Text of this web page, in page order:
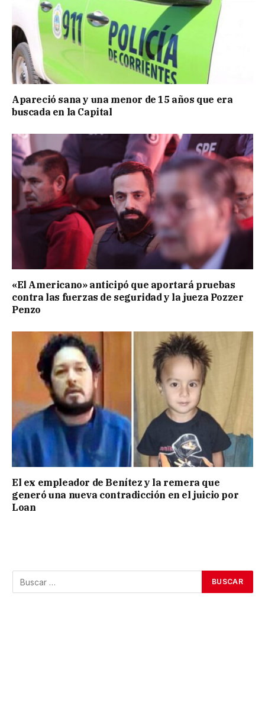
Apareció sana y una menor de 15 años que era
buscada en la Capital
«El Americano» anticipó que aportará pruebas
contra las fuerzas de seguridad y la jueza Pozzer
Penzo
El ex empleador de Benítez y la remera que
generó una nueva contradicción en el juicio por
Loan